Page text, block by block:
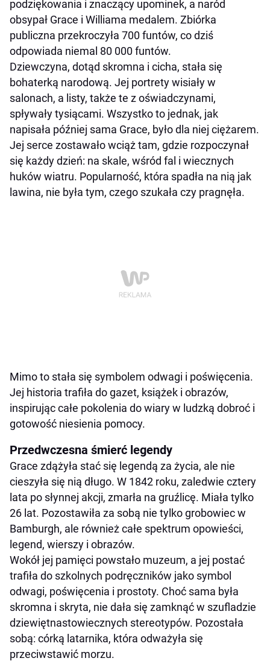
podziękowania i znaczący upominek, a naród
obsypał Grace i Williama medalem. Zbiórka
publiczna przekroczyła 700 funtów, co dziś
odpowiada niemal 80 000 funtów.
Dziewczyna, dotąd skromna i cicha, stała się
bohaterką narodową. Jej portrety wisiały w
salonach, a listy, także te z oświadczynami,
spływały tysiącami. Wszystko to jednak, jak
napisała później sama Grace, było dla niej ciężarem.
Jej serce zostawało wciąż tam, gdzie rozpoczynał
się każdy dzień: na skale, wśród fal i wiecznych
huków wiatru. Popularność, która spadła na nią jak
lawina, nie była tym, czego szukała czy pragnęła.
Mimo to stała się symbolem odwagi i poświęcenia.
Jej historia trafiła do gazet, książek i obrazów,
inspirując całe pokolenia do wiary w ludzką dobroć i
gotowość niesienia pomocy.
Przedwczesna śmierć legendy
Grace zdążyła stać się legendą za życia, ale nie
cieszyła się nią długo. W 1842 roku, zaledwie cztery
lata po słynnej akcji, zmarła na gruźlicę. Miała tylko
26 lat. Pozostawiła za sobą nie tylko grobowiec w
Bamburgh, ale również całe spektrum opowieści,
legend, wierszy i obrazów.
Wokół jej pamięci powstało muzeum, a jej postać
trafiła do szkolnych podręczników jako symbol
odwagi, poświęcenia i prostoty. Choć sama była
skromna i skryta, nie dała się zamknąć w szufladzie
dziewiętnastowiecznych stereotypów. Pozostała
sobą: córką latarnika, która odważyła się
przeciwstawić morzu.